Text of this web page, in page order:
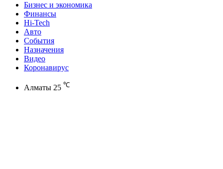
Бизнес и экономика
Финансы
Hi-Tech
Авто
События
Назначения
Видео
Коронавирус
Алматы 25 ℃